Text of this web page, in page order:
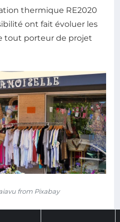
thermique RE2020
ont fait évoluer les
tout porteur de projet
from Pixabay